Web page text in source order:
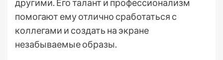
другими. Его талант и профессионализм
помогают ему отлично сработаться с
коллегами и создать на экране
незабываемые образы.